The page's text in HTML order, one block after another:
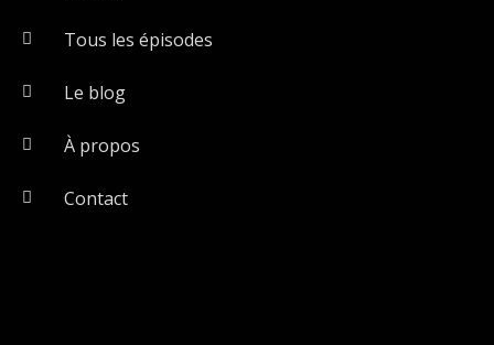
Tous les épisodes
Le blog
À propos
Contact